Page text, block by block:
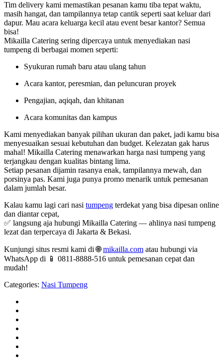
Tim delivery kami memastikan pesanan kamu tiba tepat waktu,
masih hangat, dan tampilannya tetap cantik seperti saat keluar dari
dapur. Mau acara keluarga kecil atau event besar kantor? Semua
bisa!
Mikailla Catering sering dipercaya untuk menyediakan nasi
tumpeng di berbagai momen seperti:
Syukuran rumah baru atau ulang tahun
Acara kantor, peresmian, dan peluncuran proyek
Pengajian, aqiqah, dan khitanan
Acara komunitas dan kampus
Kami menyediakan banyak pilihan ukuran dan paket, jadi kamu bisa
menyesuaikan sesuai kebutuhan dan budget. Kelezatan gak harus
mahal! Mikailla Catering menawarkan harga nasi tumpeng yang
terjangkau dengan kualitas bintang lima.
Setiap pesanan dijamin rasanya enak, tampilannya mewah, dan
porsinya pas. Kami juga punya promo menarik untuk pemesanan
dalam jumlah besar.
Kalau kamu lagi cari nasi tumpeng terdekat yang bisa dipesan online
dan diantar cepat,
✅ langsung aja hubungi Mikailla Catering — ahlinya nasi tumpeng
lezat dan terpercaya di Jakarta & Bekasi.
Kunjungi situs resmi kami di 🌐mikailla.com atau hubungi via
WhatsApp di 📱 0811-8888-516 untuk pemesanan cepat dan
mudah!
Categories: Nasi Tumpeng